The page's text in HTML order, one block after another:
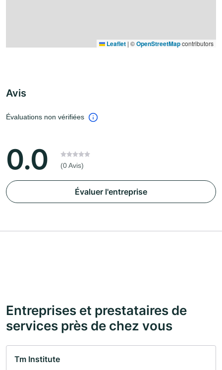
Leaflet | ©OpenStreetMapcontributors
Avis
Évaluations non vérifiées
0.0 (0 Avis)
Évaluer l'entreprise
Entreprises et prestataires de
services près de chez vous
Tm Institute